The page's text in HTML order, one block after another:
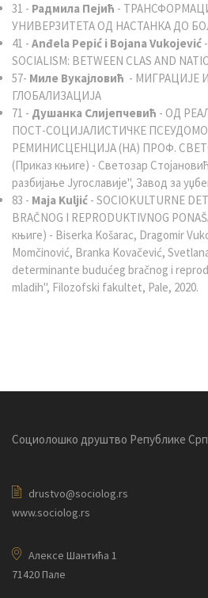
31 - Радмила Пејић -
УНИВЕРЗИТЕТА ОД НАСТАНКА ДО
41 - Anđela Pepić i Bojana Vukojević
SOCIALISM: BETWEEN CLAS AND
57- Миле Вукајловић - МИГРАЦИЈЕ
ГЛОБАЛИЗАЦИЈА
71 - Душанка Слијепчевић - ОД
ПОСТ-СОЦИЈАЛИСТИЧКЕ
РЕМИНИСЦЕНЦИЈА (НА) ПРОФ.
(Приказ књиге) - Светозар
разбијање Југославије", Завод за
83 - Maja Kuljić - SOCIOKULTURNE
BRAČNOG I REPRODUKTIVNOG
књиге) - Biserka Košarac, Dragomir
Momčinović, Branka Kovačević,
determinante budućeg bračnog i
mladih", Filozofski fakultet, Pale, 2020.
Социолошко друштво Републике
drustvo@sociolog.rs
www.sociolog.rs
Алексе Шантића 1
71420 Пале